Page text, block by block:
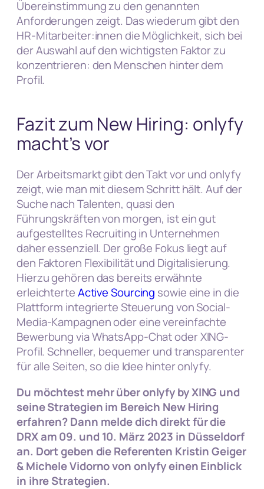
Übereinstimmung zu den genannten
Anforderungen zeigt. Das wiederum gibt den
HR-Mitarbeiter:innen die Möglichkeit, sich bei
der Auswahl auf den wichtigsten Faktor zu
konzentrieren: den Menschen hinter dem
Profil.
Fazit zum New Hiring: onlyfy
macht’s vor
Der Arbeitsmarkt gibt den Takt vor und onlyfy
zeigt, wie man mit diesem Schritt hält. Auf der
Suche nach Talenten, quasi den
Führungskräften von morgen, ist ein gut
aufgestelltes Recruiting in Unternehmen
daher essenziell. Der große Fokus liegt auf
den Faktoren Flexibilität und Digitalisierung.
Hierzu gehören das bereits erwähnte
erleichterteActive Sourcing sowie eine in die
Plattform integrierte Steuerung von Social-
Media-Kampagnen oder eine vereinfachte
Bewerbung via WhatsApp-Chat oder XING-
Profil. Schneller, bequemer und transparenter
für alle Seiten, so die Idee hinter onlyfy.
Du möchtest mehr über onlyfy by XING und
seine Strategien im Bereich New Hiring
erfahren? Dann melde dich direkt für die
DRX am 09. und 10. März 2023 in Düsseldorf
an. Dort geben die Referenten Kristin Geiger
& Michele Vidorno von onlyfy einen Einblick
in ihre Strategien.